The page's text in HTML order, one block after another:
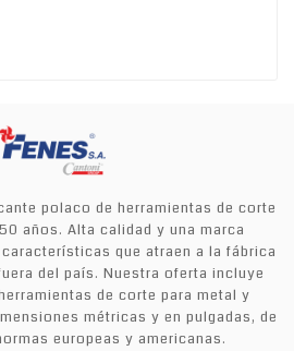
polaco de herramientas de corte
años. Alta calidad y una marca
que atraen a la fábrica
del país. Nuestra oferta incluye
de corte para metal y
métricas y en pulgadas, de
europeas y americanas.